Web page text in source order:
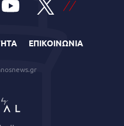
ΕΠΙΚΟΙΝΩΝΙΑ